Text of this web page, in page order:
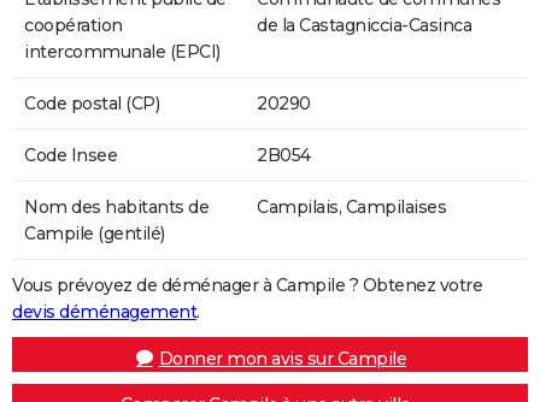
coopération
intercommunale (EPCI)
de la Castagniccia-Casinca
Code postal (CP) 20290
Code Insee 2B054
Nom des habitants de
Campile (gentilé)
Campilais, Campilaises
Vous prévoyez de déménager à Campile ? Obtenez votre
devis déménagement.
Donner mon avis sur Campile